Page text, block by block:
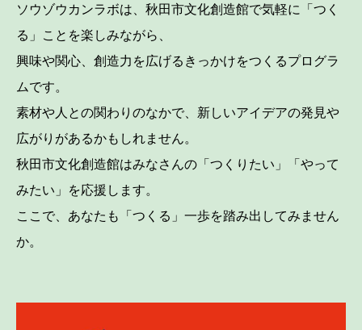
ソウゾウカンラボは、秋田市文化創造館で気軽に「つく
る」ことを楽しみながら、
興味や関心、創造力を広げるきっかけをつくるプログラ
ムです。
素材や人との関わりのなかで、新しいアイデアの発見や
広がりがあるかもしれません。
秋田市文化創造館はみなさんの「つくりたい」「やって
みたい」を応援します。
ここで、あなたも「つくる」一歩を踏み出してみません
か。